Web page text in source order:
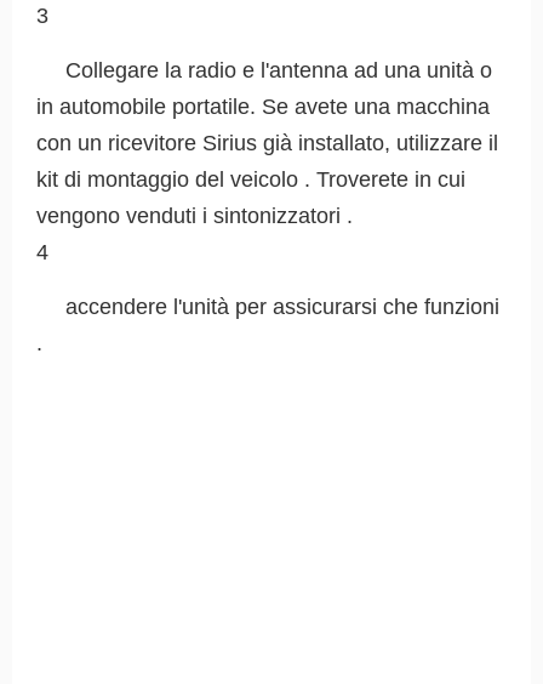
3
Collegare la radio e l'antenna ad una unità o
in automobile portatile. Se avete una macchina
con un ricevitore Sirius già installato, utilizzare il
kit di montaggio del veicolo . Troverete in cui
vengono venduti i sintonizzatori .
4
accendere l'unità per assicurarsi che funzioni
.